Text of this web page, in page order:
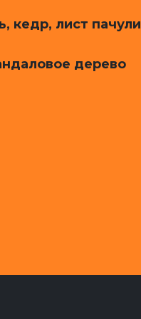
кедр, лист пачули
дерево